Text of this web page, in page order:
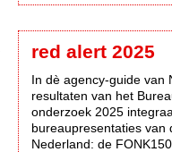
red alert 2025
In dè agency-guide van
resultaten van het
onderzoek 2025
bureaupresentaties van
Nederland: de